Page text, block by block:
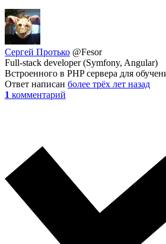
Сергей Протько @Fesor
Full-stack developer (Symfony, Angular)
Встроенного в PHP сервера для
Ответ написан более трёх лет назад
1 комментарий